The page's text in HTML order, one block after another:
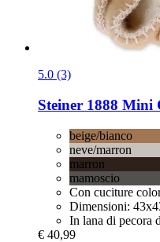
5.0 (3)
Steiner 1888 Mini
beige/bianco
neve/marron
marron
mamoscio
Con cuciture
Dimensioni:
In lana di pecora
€ 40,99